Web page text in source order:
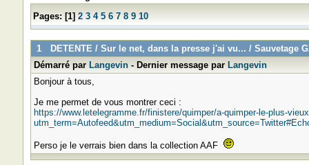
Pages:[1] 2 3 4 5 6 7 8 9 10
1 DETENTE /Sur le net, dans la presse j'ai vu... /Sauvetage
Démarré par Langevin- Dernier message par Langevin
Bonjour à tous,
Je me permet de vous montrer ceci :
https://www.letelegramme.fr/finistere/quimper/a-quimper-le-plus-
Perso je le verrais bien dans la collection AAF